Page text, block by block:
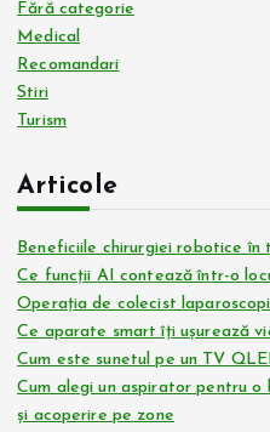
Fără categorie
Medical
Recomandari
Stiri
Turism
Articole
Beneficiile chirurgiei robotice
Ce funcții AI contează într-o
Operația de colecist
Ce aparate smart îți ușurează
Cum este sunetul pe un TV
Cum alegi un aspirator pentru o
și acoperire pe zone